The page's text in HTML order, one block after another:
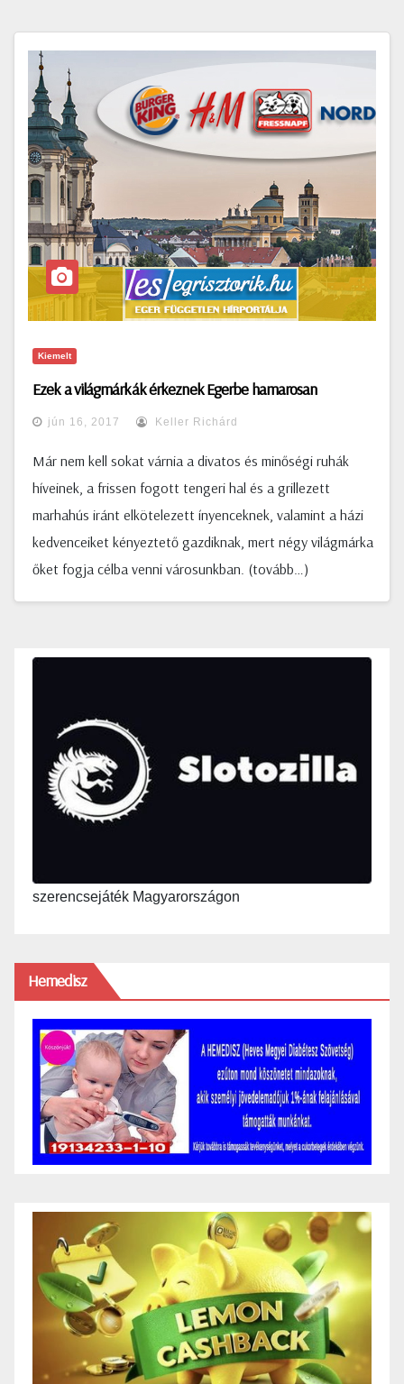
Kiemelt
Ezek a világmárkák érkeznek Egerbe hamarosan
jún 16, 2017 Keller Richárd
Már nem kell sokat várnia a divatos és minőségi ruhák
híveinek, a frissen fogott tengeri hal és a grillezett
marhahús iránt elkötelezett ínyenceknek, valamint a házi
kedvenceiket kényeztető gazdiknak, mert négy világmárka
őket fogja célba venni városunkban. (tovább…)
szerencsejáték Magyarországon
Hemedisz